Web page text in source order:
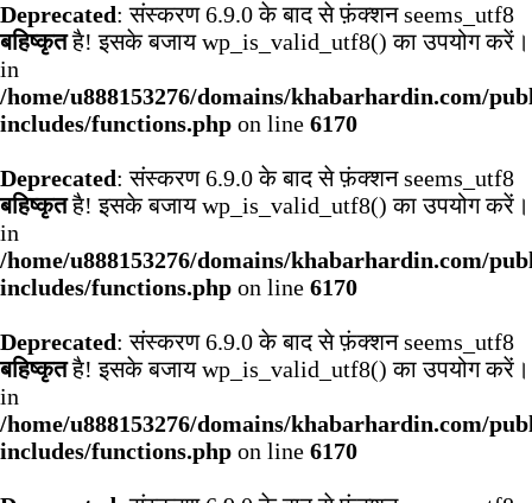
Deprecated: संस्करण 6.9.0 के बाद से फ़ंक्शन seems_utf8
बहिष्कृतहै! इसके बजाय wp_is_valid_utf8() का उपयोग करें।
in
/home/u888153276/domains/khabarhardin.com/
includes/functions.php on line 6170
Deprecated: संस्करण 6.9.0 के बाद से फ़ंक्शन seems_utf8
बहिष्कृतहै! इसके बजाय wp_is_valid_utf8() का उपयोग करें।
in
/home/u888153276/domains/khabarhardin.com/
includes/functions.php on line 6170
Deprecated: संस्करण 6.9.0 के बाद से फ़ंक्शन seems_utf8
बहिष्कृतहै! इसके बजाय wp_is_valid_utf8() का उपयोग करें।
in
/home/u888153276/domains/khabarhardin.com/
includes/functions.php on line 6170